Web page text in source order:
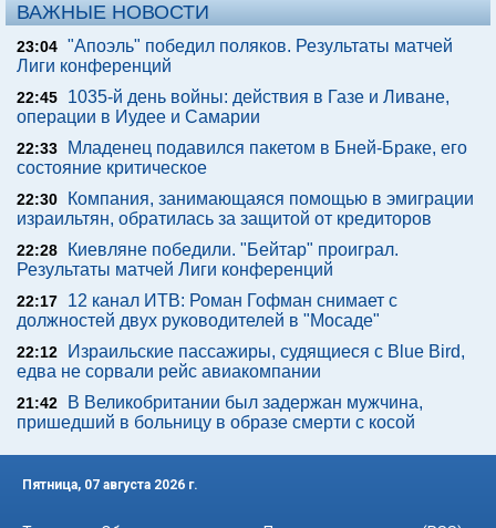
ВАЖНЫЕ НОВОСТИ
23:04 "Апоэль" победил поляков. Результаты матчей
Лиги конференций
22:45
1035-й день войны: действия в Газе и Ливане,
операции в Иудее и Самарии
22:33
Младенец подавился пакетом в Бней-Браке, его
состояние критическое
22:30
Компания, занимающаяся помощью в эмиграции
израильтян, обратилась за защитой от кредиторов
22:28
Киевляне победили. "Бейтар" проиграл.
Результаты матчей Лиги конференций
22:17
12 канал ИТВ: Роман Гофман снимает с
должностей двух руководителей в "Мосаде"
22:12
Израильские пассажиры, судящиеся с Blue Bird,
едва не сорвали рейс авиакомпании
21:42
В Великобритании был задержан мужчина,
пришедший в больницу в образе смерти с косой
Пятница, 07 августа 2026 г.